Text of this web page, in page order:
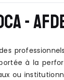
-
à la
ou